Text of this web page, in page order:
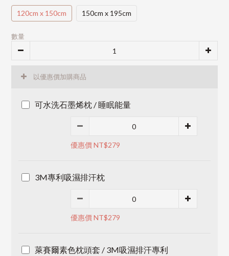
120cm x 150cm 150cm x 195cm
數量
以優惠價加購商品
可水洗石墨烯枕 / 睡眠能量
優惠價 NT$279
3M專利吸濕排汗枕
優惠價 NT$279
萊賽爾素色枕頭套 / 3M吸濕排汗專利